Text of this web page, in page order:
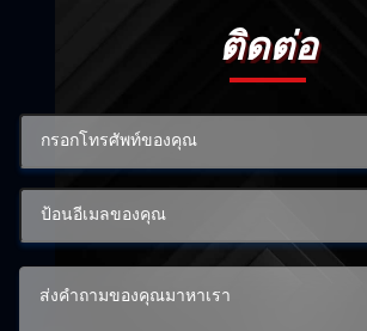
ติดต่อ